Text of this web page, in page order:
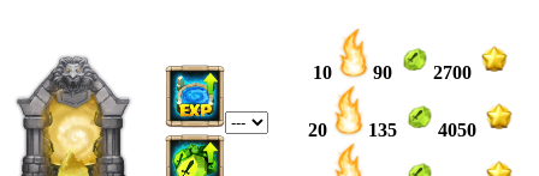
10 90 2700
20 135 4050